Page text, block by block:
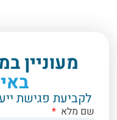
מעוניין
לקביעת פגישת
שם מלא